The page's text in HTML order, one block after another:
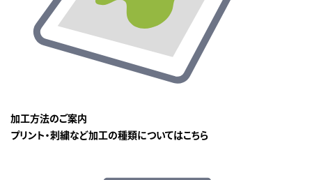
加工方法のご案内
プリント・刺繍など加工の種類についてはこちら